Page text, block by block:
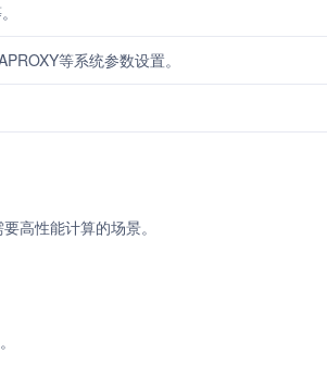
等系统参数设置。
高性能计算的场景。